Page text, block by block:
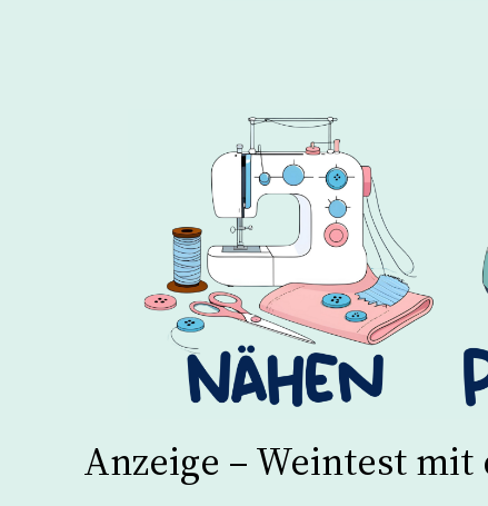
Anzeige – Weintest